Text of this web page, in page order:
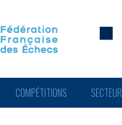
COMPÉTITIONS